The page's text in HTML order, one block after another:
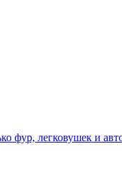
фур, легковушек и